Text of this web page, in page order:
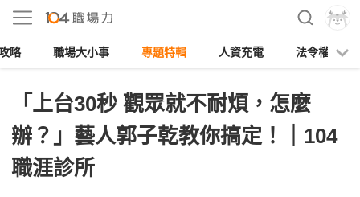
略 職場大小事 專題特輯 人資充電 法令權益
「上台30秒 觀眾就不耐煩，怎麼
辦？」藝人郭子乾教你搞定！｜104
職涯診所